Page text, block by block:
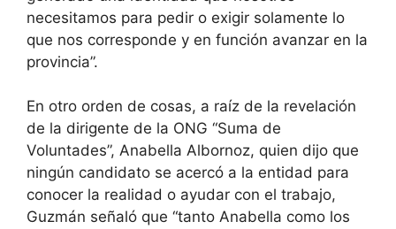
necesitamos para pedir o exigir solamente lo
que nos corresponde y en función avanzar en la
provincia”.
En otro orden de cosas, a raíz de la revelación
de la dirigente de la ONG “Suma de
Voluntades”, Anabella Albornoz, quien dijo que
ningún candidato se acercó a la entidad para
conocer la realidad o ayudar con el trabajo,
Guzmán señaló que “tanto Anabella como los